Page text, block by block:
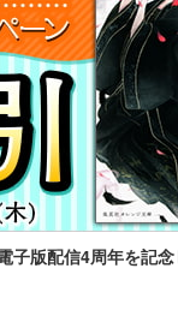
子版配信4周年を記